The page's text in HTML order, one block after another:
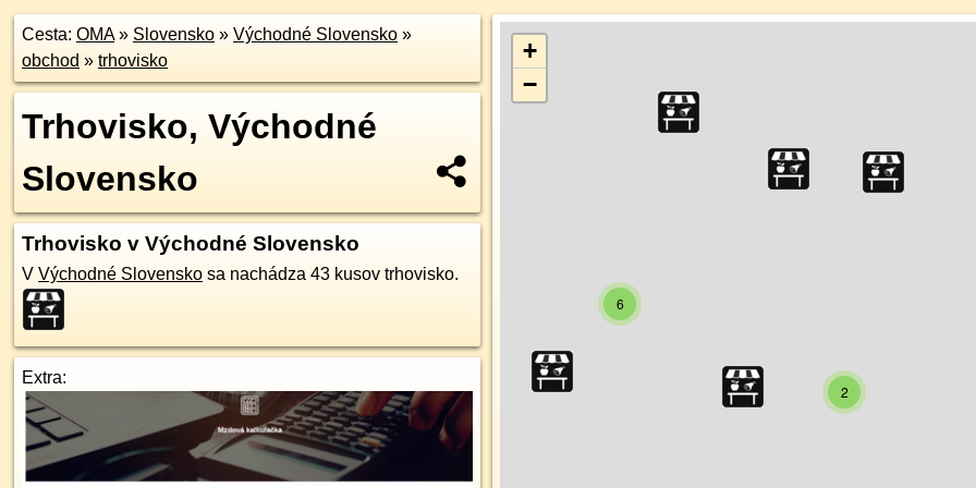
Cesta: OMA» Slovensko » Východné Slovensko »
obchod » trhovisko
Trhovisko, Východné
Slovensko
Trhovisko v Východné Slovensko
V Východné Slovensko sa nachádza 43 kusov trhovisko.
Extra:
2
6
+
−